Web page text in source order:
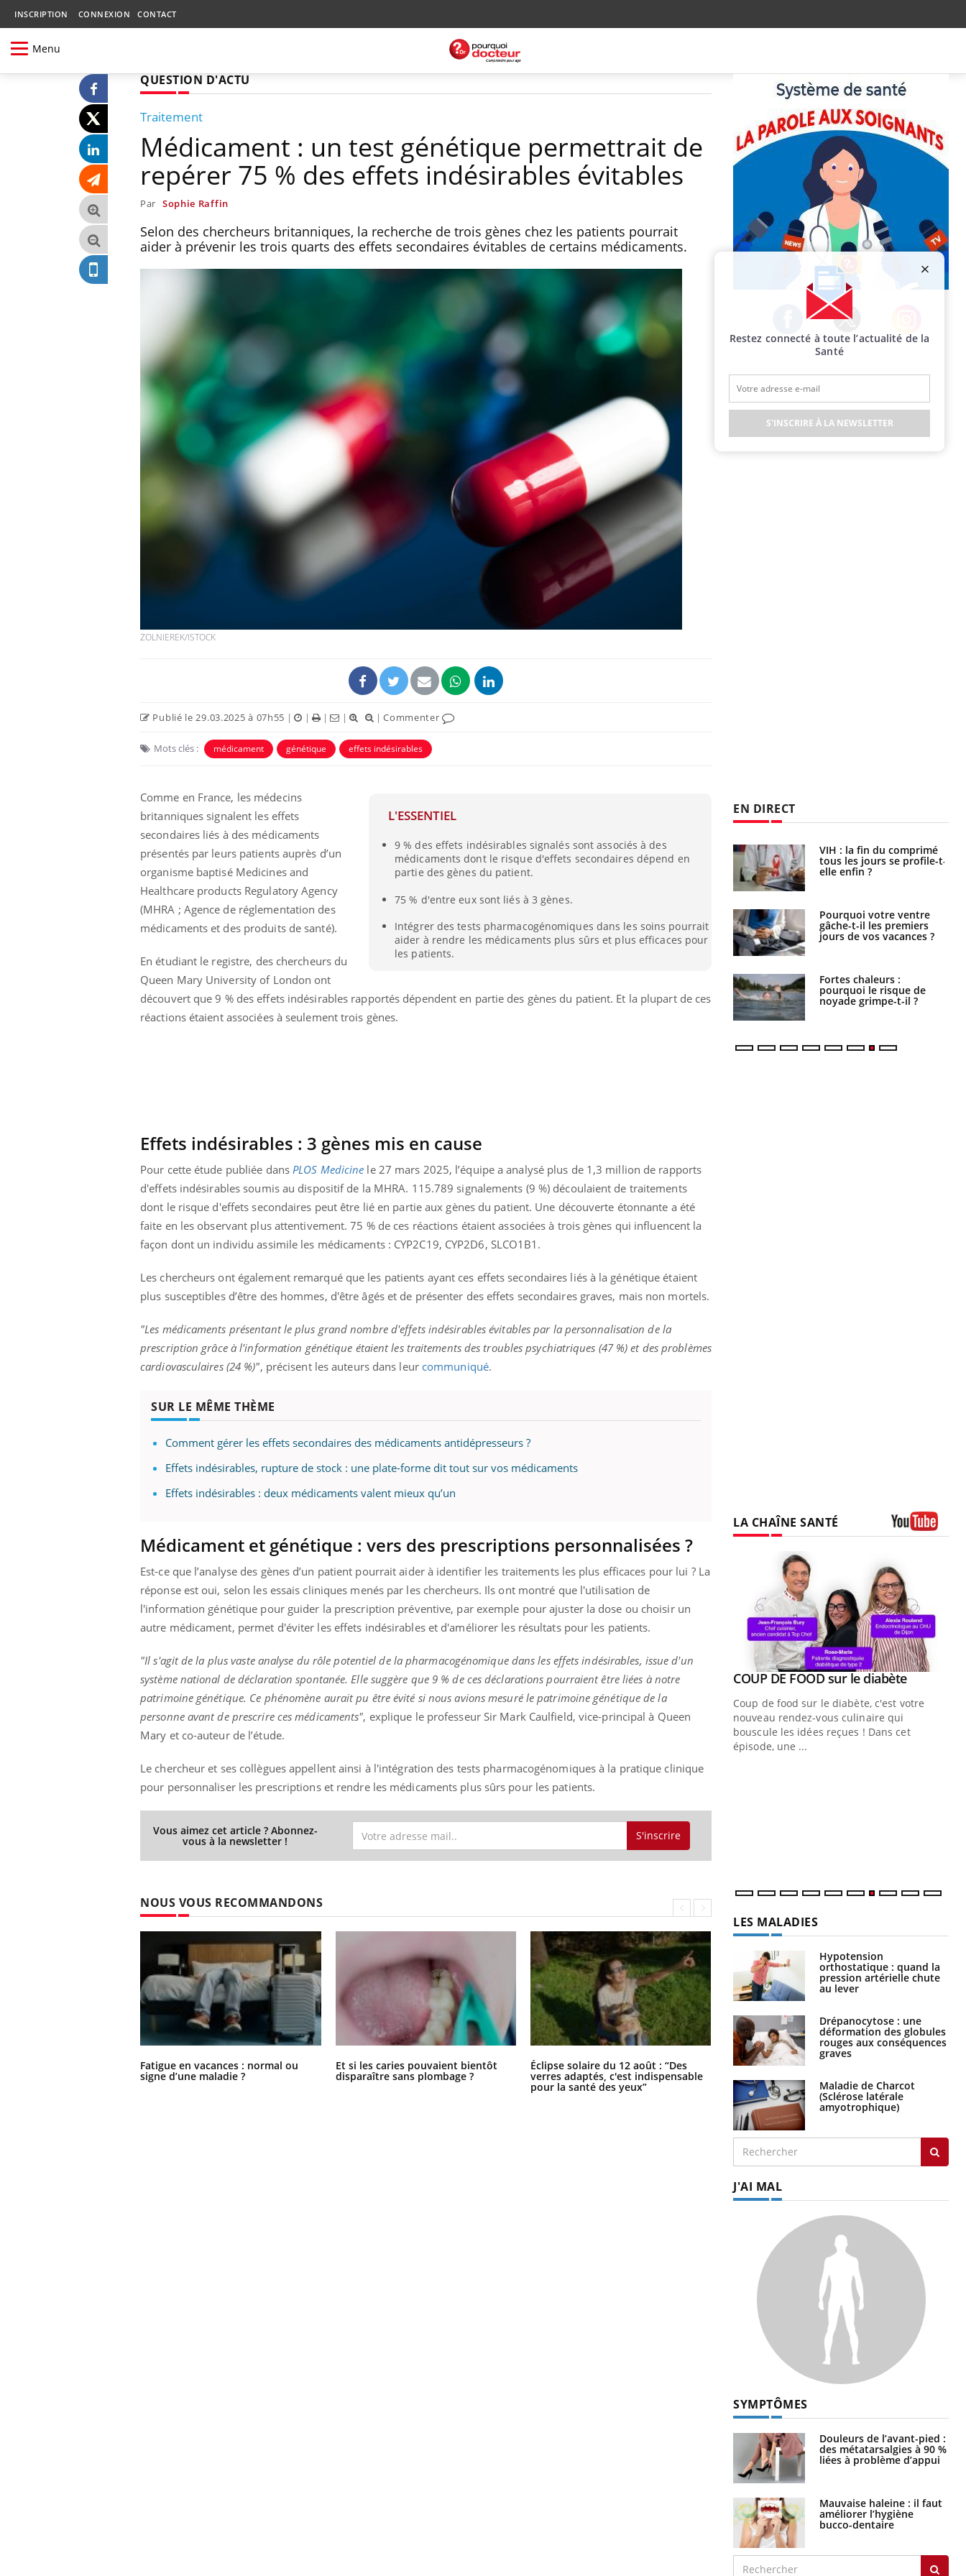
INSCRIPTION CONNEXION CONTACT
Menu
QUESTION D'ACTU
Traitement
Médicament : un test génétique permettrait de
repérer 75 % des effets indésirables évitables
Par Sophie Raffin
Selon des chercheurs britanniques, la recherche de trois gènes chez les patients pourrait
aider à prévenir les trois quarts des effets secondaires évitables de certains médicaments.
ZOLNIEREK/ISTOCK
Publié le 29.03.2025 à 07h55 | | | | |Commenter
Mots clés : médicament génétique effets indésirables
L'ESSENTIEL
9 % des effets indésirables signalés sont associés à des
médicaments dont le risque d'effets secondaires dépend en
partie des gènes du patient.
75 % d'entre eux sont liés à 3 gènes.
Intégrer des tests pharmacogénomiques dans les soins pourrait
aider à rendre les médicaments plus sûrs et plus efficaces pour
les patients.
Comme en France, les médecins
britanniques signalent les effets
secondaires liés à des médicaments
présentés par leurs patients auprès d’un
organisme baptisé Medicines and
Healthcare products Regulatory Agency
(MHRA ; Agence de réglementation des
médicaments et des produits de santé).
En étudiant le registre, des chercheurs du
Queen Mary University of London ont
découvert que 9 % des effets indésirables rapportés dépendent en partie des gènes du patient. Et la plupart de ces
réactions étaient associées à seulement trois gènes.
Effets indésirables : 3 gènes mis en cause
Pour cette étude publiée dans PLOS Medicine le 27 mars 2025, l’équipe a analysé plus de 1,3 million de rapports
d'effets indésirables soumis au dispositif de la MHRA. 115.789 signalements (9 %) découlaient de traitements
dont le risque d'effets secondaires peut être lié en partie aux gènes du patient. Une découverte étonnante a été
faite en les observant plus attentivement. 75 % de ces réactions étaient associées à trois gènes qui influencent la
façon dont un individu assimile les médicaments : CYP2C19, CYP2D6, SLCO1B1.
Les chercheurs ont également remarqué que les patients ayant ces effets secondaires liés à la génétique étaient
plus susceptibles d’être des hommes, d'être âgés et de présenter des effets secondaires graves, mais non mortels.
"Les médicaments présentant le plus grand nombre d'effets indésirables évitables par la personnalisation de la
prescription grâce à l'information génétique étaient les traitements des troubles psychiatriques (47 %) et des problèmes
cardiovasculaires (24 %)", précisent les auteurs dans leur communiqué.
SUR LE MÊME THÈME
Comment gérer les effets secondaires des médicaments antidépresseurs ?
Effets indésirables, rupture de stock : une plate-forme dit tout sur vos médicaments
Effets indésirables : deux médicaments valent mieux qu’un
Médicament et génétique : vers des prescriptions personnalisées ?
Est-ce que l’analyse des gènes d’un patient pourrait aider à identifier les traitements les plus efficaces pour lui ? La
réponse est oui, selon les essais cliniques menés par les chercheurs. Ils ont montré que l'utilisation de
l'information génétique pour guider la prescription préventive, par exemple pour ajuster la dose ou choisir un
autre médicament, permet d'éviter les effets indésirables et d'améliorer les résultats pour les patients.
"Il s'agit de la plus vaste analyse du rôle potentiel de la pharmacogénomique dans les effets indésirables, issue d'un
système national de déclaration spontanée. Elle suggère que 9 % de ces déclarations pourraient être liées à notre
patrimoine génétique. Ce phénomène aurait pu être évité si nous avions mesuré le patrimoine génétique de la
personne avant de prescrire ces médicaments", explique le professeur Sir Mark Caulfield, vice-principal à Queen
Mary et co-auteur de l’étude.
Le chercheur et ses collègues appellent ainsi à l'intégration des tests pharmacogénomiques à la pratique clinique
pour personnaliser les prescriptions et rendre les médicaments plus sûrs pour les patients.
Vous aimez cet article ? Abonnez-
vous à la newsletter ! S'inscrire
NOUS VOUS RECOMMANDONS
Fatigue en vacances : normal ou
signe d’une maladie ?
Et si les caries pouvaient bientôt
disparaître sans plombage ?
Éclipse solaire du 12 août : “Des
verres adaptés, c'est indispensable
pour la santé des yeux”
Les troubles du sommeil modifient
Facebook Twitter Instagram
EN DIRECT
Mortalité infantile : un
rapport s’interroge sur
son taux élevé en France
Grossesse à risque : ce jus
naturel attire l'attention
des chercheurs
Comment oublier les
écrans en vacances ?
Toujours connectés :
comment le travail
empiète de plus en plus
sur nos soirées
stratégie simple aurait
changé la donne au Pays
basque
t-il dans le sud de la
Les médicaments GLP-1
protègent-ils aussi les os
change dans la prise en
charge des femmes
enceintes
VIH : la fin du comprimé
tous les jours se profile-t-
elle enfin ?
Pourquoi votre ventre
gâche-t-il les premiers
jours de vos vacances ?
Fortes chaleurs :
pourquoi le risque de
noyade grimpe-t-il ?
LA CHAÎNE SANTÉ
Eczéma Chronique des Mains : se
préparer pour l’été !Youtube
L'été arrive… et avec lui, un tout nouveau
rythme de vie ! Vacances, plage, piscine,
soleil, activités en plein air… Nos mains
Youtube
Diabète & Ramadan 2026Youtube
Le Ramadan approche, et, pour de
nombreuses personnes atteintes de
Youtube
Un « jumeau numérique » pour
faciliter l’accès à la médecine
préventiveYoutube
numérique » permet ...
Youtube
COUP DE FOOD sur le diabèteYoutube
Coup de food sur le diabète, c'est votre
nouveau rendez-vous culinaire qui
bouscule les idées reçues ! Dans cet
épisode, une ...
LES MALADIES
Hypotension
orthostatique : quand la
pression artérielle chute
au lever
Drépanocytose : une
déformation des globules
rouges aux conséquences
graves
Maladie de Charcot
(Sclérose latérale
amyotrophique)
J'AI MAL
SYMPTÔMES
Douleurs de l’avant-pied :
des métatarsalgies à 90 %
liées à problème d’appui
Mauvaise haleine : il faut
améliorer l’hygiène
bucco-dentaire
Restez connecté à toute l’actualité de la
Santé
S'INSCRIRE À LA NEWSLETTER